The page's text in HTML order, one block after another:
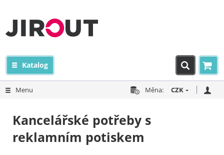
Katalog
Menu Měna: CZK
Kancelářské potřeby s
reklamním potiskem